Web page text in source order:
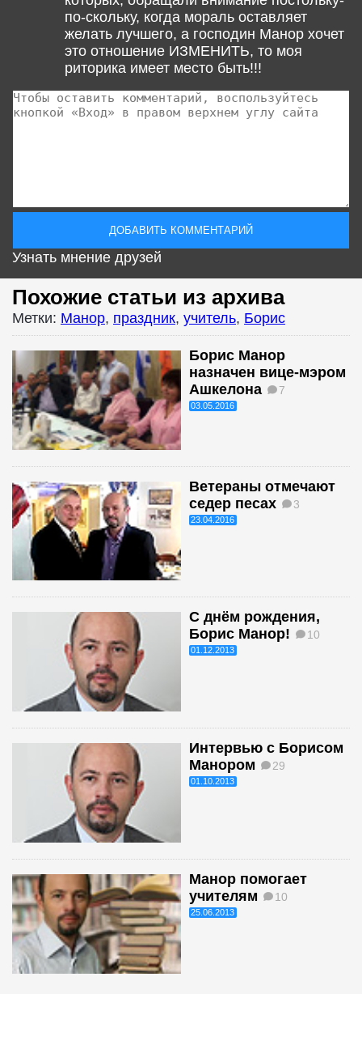
по-скольку, когда мораль оставляет
желать лучшего, а господин Манор хочет
это отношение ИЗМЕНИТЬ, то моя
риторика имеет место быть!!!
Узнать мнение друзей
Похожие статьи из архива
Метки: Манор, праздник, учитель, Борис
Борис Манор
назначен вице-мэром
Ашкелона
7
03.05.2016
Ветераны отмечают
седер песах
3
23.04.2016
С днём рождения,
Борис Манор!
10
01.12.2013
Интервью с Борисом
Манором
29
01.10.2013
Манор помогает
учителям
10
25.06.2013